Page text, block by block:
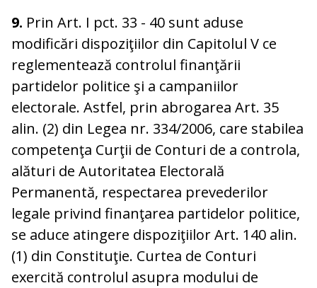
9. Prin Art. I pct. 33 - 40 sunt aduse
modificări dispoziţiilor din Capitolul V ce
reglementează controlul finanţării
partidelor politice şi a campaniilor
electorale. Astfel, prin abrogarea Art. 35
alin. (2) din Legea nr. 334/2006, care stabilea
competenţa Curţii de Conturi de a controla,
alături de Autoritatea Electorală
Permanentă, respectarea prevederilor
legale privind finanţarea partidelor politice,
se aduce atingere dispoziţiilor Art. 140 alin.
(1) din Constituţie. Curtea de Conturi
exercită controlul asupra modului de